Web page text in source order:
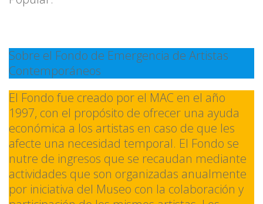
Sobre el Fondo de Emergencia de Artistas
Contemporáneos
El Fondo fue creado por el MAC en el año
1997, con el propósito de ofrecer una ayuda
económica a los artistas en caso de que les
afecte una necesidad temporal. El Fondo se
nutre de ingresos que se recaudan mediante
actividades que son organizadas anualmente
por iniciativa del Museo con la colaboración y